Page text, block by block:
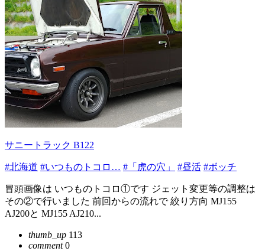
サニートラック B122
#北海道 #いつものトコロ… #「虎の穴」 #昼活 #ボッチ
冒頭画像は いつものトコロ①です ジェット変更等の調整は
その②で行いました 前回からの流れで 絞り方向 MJ155
AJ200と MJ155 AJ210...
thumb_up 113
comment0